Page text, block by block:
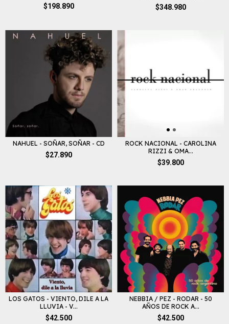
$198.890 $348.980
NAHUEL - SOÑAR, SOÑAR - CD
$27.890
ROCK NACIONAL - CAROLINA
RIZZI & OMA...
$39.800
LOS GATOS - VIENTO, DILE A LA
LLUVIA - V...
$42.500
NEBBIA / PEZ - RODAR - 50
AÑOS DE ROCK A...
$42.500